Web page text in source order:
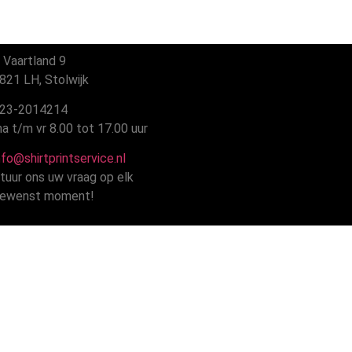
Vaartland 9
LH, Stolwijk
2014214
t/m vr 8.00 tot 17.00 uur
ons uw vraag op elk
moment!